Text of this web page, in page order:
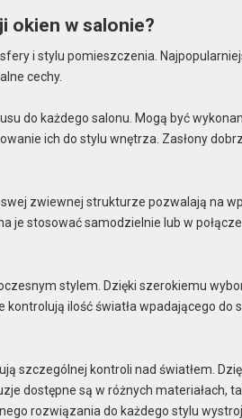
okien w salonie?
i stylu pomieszczenia.
cechy.
do każdego salonu. Mogą być
ich do stylu wnętrza. Zasłony
zwiewnej strukturze pozwalają na
je stosować samodzielnie lub w
stylem. Dzięki szerokiemu
ilość światła wpadającego do
szczególnej kontroli nad światłem.
dostępne są w różnych materiałach,
rozwiązania do każdego stylu